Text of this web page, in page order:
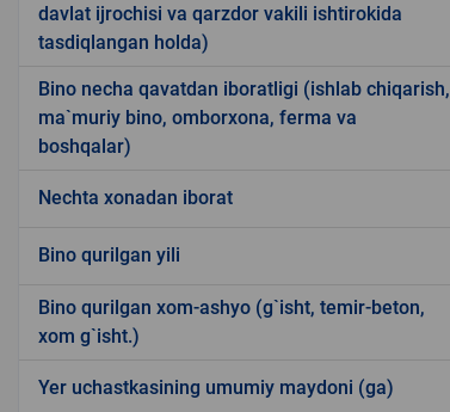
davlat ijrochisi va qarzdor vakili ishtirokida
tasdiqlangan holda)
Bino necha qavatdan iboratligi (ishlab chiqarish,
ma`muriy bino, omborxona, ferma va
boshqalar)
Nechta xonadan iborat
Bino qurilgan yili
Bino qurilgan xom-ashyo (g`isht, temir-beton,
xom g`isht.)
Yer uchastkasining umumiy maydoni (ga)